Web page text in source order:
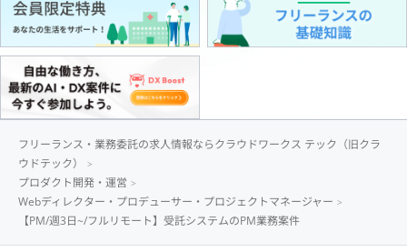
フリーランス・業務委託の求人情報ならクラウドワークス テック（旧クラ
ウドテック）
プロダクト開発・運営
Webディレクター・プロデューサー・プロジェクトマネージャー
【PM/週3日~/フルリモート】受託システムのPM業務案件